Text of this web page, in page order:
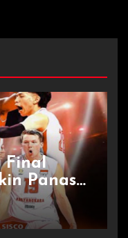
Final
Panas